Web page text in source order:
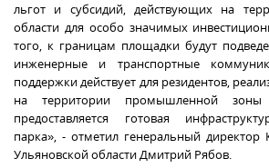
льгот и субсидий, действующих на
области для особо значимых
того, к границам площадки будут
инженерные и транспортные
поддержки действует для резидентов,
на территории промышленной
предоставляется готовая
парка», - отметил генеральный директор
Ульяновской области Дмитрий Рябов.